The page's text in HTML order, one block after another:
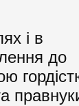
і в
до